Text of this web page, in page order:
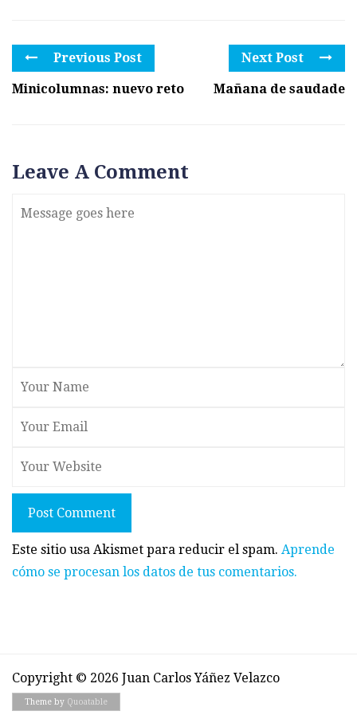
Previous Post
Minicolumnas: nuevo reto
Next Post
Mañana de saudade
Leave A Comment
Post Comment
Este sitio usa Akismet para reducir el spam. Aprende
cómo se procesan los datos de tus comentarios.
Copyright © 2026 Juan Carlos Yáñez Velazco
Theme by Quoatable